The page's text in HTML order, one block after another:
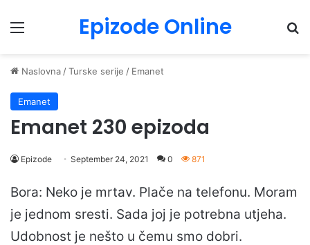
Menu Epizode Online
Naslovna /Turske serije / Emanet
Emanet
Emanet 230 epizoda
Epizode September 24, 2021 0 871
Bora: Neko je mrtav. Plače na telefonu. Moram
je jednom sresti. Sada joj je potrebna utjeha.
Udobnost je nešto u čemu smo dobri.